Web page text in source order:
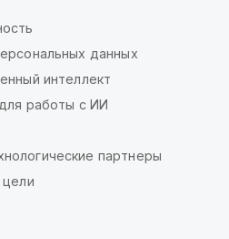
данных
интеллект
работы с ИИ
партнеры